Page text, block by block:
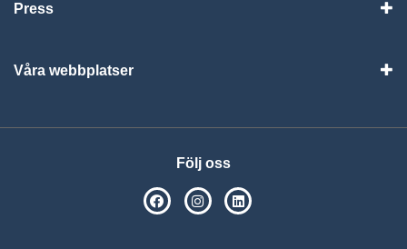
Press
Våra webbplatser
Följ oss
SPSM på Facebook
SPSM på Instagram